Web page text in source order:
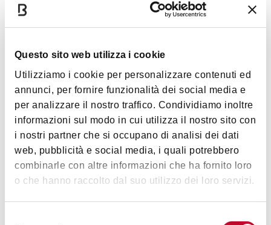
Questo sito web utilizza i cookie
Utilizziamo i cookie per personalizzare contenuti ed
annunci, per fornire funzionalità dei social media e
per analizzare il nostro traffico. Condividiamo inoltre
informazioni sul modo in cui utilizza il nostro sito con
i nostri partner che si occupano di analisi dei dati
web, pubblicità e social media, i quali potrebbero
combinarle con altre informazioni che ha fornito loro
o che hanno raccolto dal suo utilizzo dei loro servizi.